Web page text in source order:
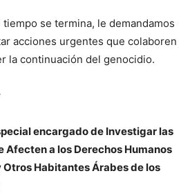
se termina, le demandamos
acciones urgentes que colaboren
la continuación del genocidio.
encargado de Investigar las
Afecten a los Derechos Humanos
Habitantes Árabes de los